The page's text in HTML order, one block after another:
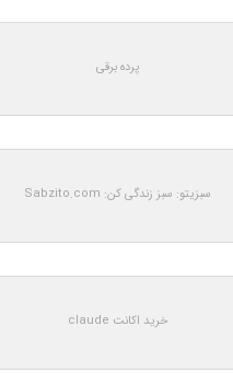
پرده برقی
سبزیتو: سبز زندگی کن: Sabzito.com
خرید اکانت claude